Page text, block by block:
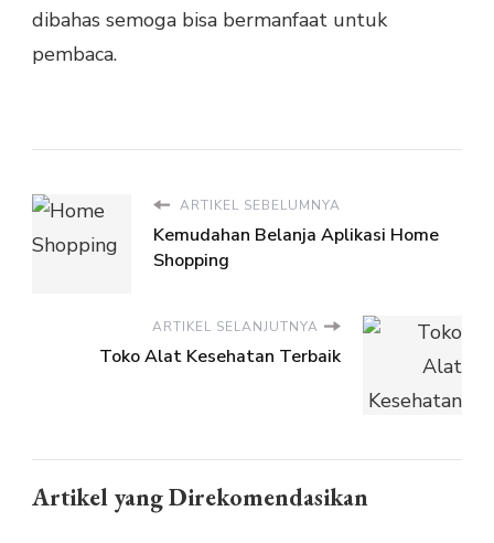
dibahas semoga bisa bermanfaat untuk
pembaca.
ARTIKEL SEBELUMNYA
Kemudahan Belanja Aplikasi Home
Shopping
ARTIKEL SELANJUTNYA
Toko Alat Kesehatan Terbaik
Artikel yang Direkomendasikan